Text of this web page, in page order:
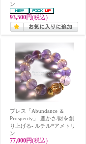
ン
93,500円(税込)
ブレス「Abundance ＆
Prosperity」-豊かさ/財を創
り上げる- ルチル*アメトリ
ン
77,000円(税込)